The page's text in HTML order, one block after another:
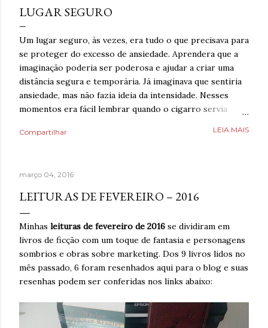
LUGAR SEGURO
Um lugar seguro, às vezes, era tudo o que precisava para
se proteger do excesso de ansiedade. Aprendera que a
imaginação poderia ser poderosa e ajudar a criar uma
distância segura e temporária. Já imaginava que sentiria
ansiedade, mas não fazia ideia da intensidade. Nesses
momentos era fácil lembrar quando o cigarro servia
aprender a lidar com isso livre de nicotina. Caminhar,
para se distrair. Existia um limite de quanto era possível
diminuir a ansiedade, mas cada pequena coisa fazia toda
lugar seguro poderia fazer toda diferença. Era algo que
muita gente já fazia de forma intuitiva, mas que ao
reaprender ganha um novo significado. Após dias sem
escrever, estava sentindo falta de brincar com as
palavras. A verdade é qu...
Compartilhar LEIA MAIS
março 04, 2016
LEITURAS DE FEVEREIRO – 2016
Minhas leituras de fevereiro de 2016 se dividiram em
livros de ficção com um toque de fantasia e personagens
sombrios e obras sobre marketing. Dos 9 livros lidos no
mês passado, 6 foram resenhados aqui para o blog e suas
resenhas podem ser conferidas nos links abaixo: